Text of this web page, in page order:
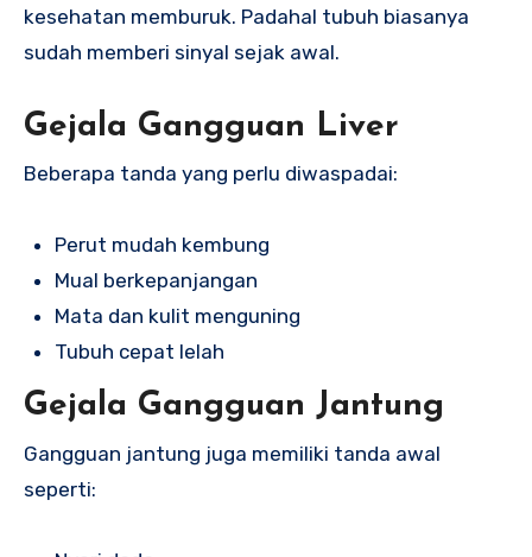
kesehatan memburuk. Padahal tubuh biasanya
sudah memberi sinyal sejak awal.
Gejala Gangguan Liver
Beberapa tanda yang perlu diwaspadai:
Perut mudah kembung
Mual berkepanjangan
Mata dan kulit menguning
Tubuh cepat lelah
Gejala Gangguan Jantung
Gangguan jantung juga memiliki tanda awal
seperti: